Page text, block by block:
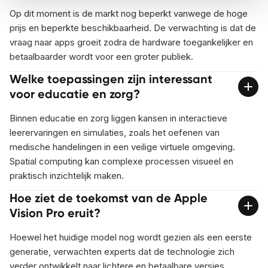
Op dit moment is de markt nog beperkt vanwege de hoge
prijs en beperkte beschikbaarheid. De verwachting is dat de
vraag naar apps groeit zodra de hardware toegankelijker en
betaalbaarder wordt voor een groter publiek.
Welke toepassingen zijn interessant
voor educatie en zorg?
Binnen educatie en zorg liggen kansen in interactieve
leerervaringen en simulaties, zoals het oefenen van
medische handelingen in een veilige virtuele omgeving.
Spatial computing kan complexe processen visueel en
praktisch inzichtelijk maken.
Hoe ziet de toekomst van de Apple
Vision Pro eruit?
Hoewel het huidige model nog wordt gezien als een eerste
generatie, verwachten experts dat de technologie zich